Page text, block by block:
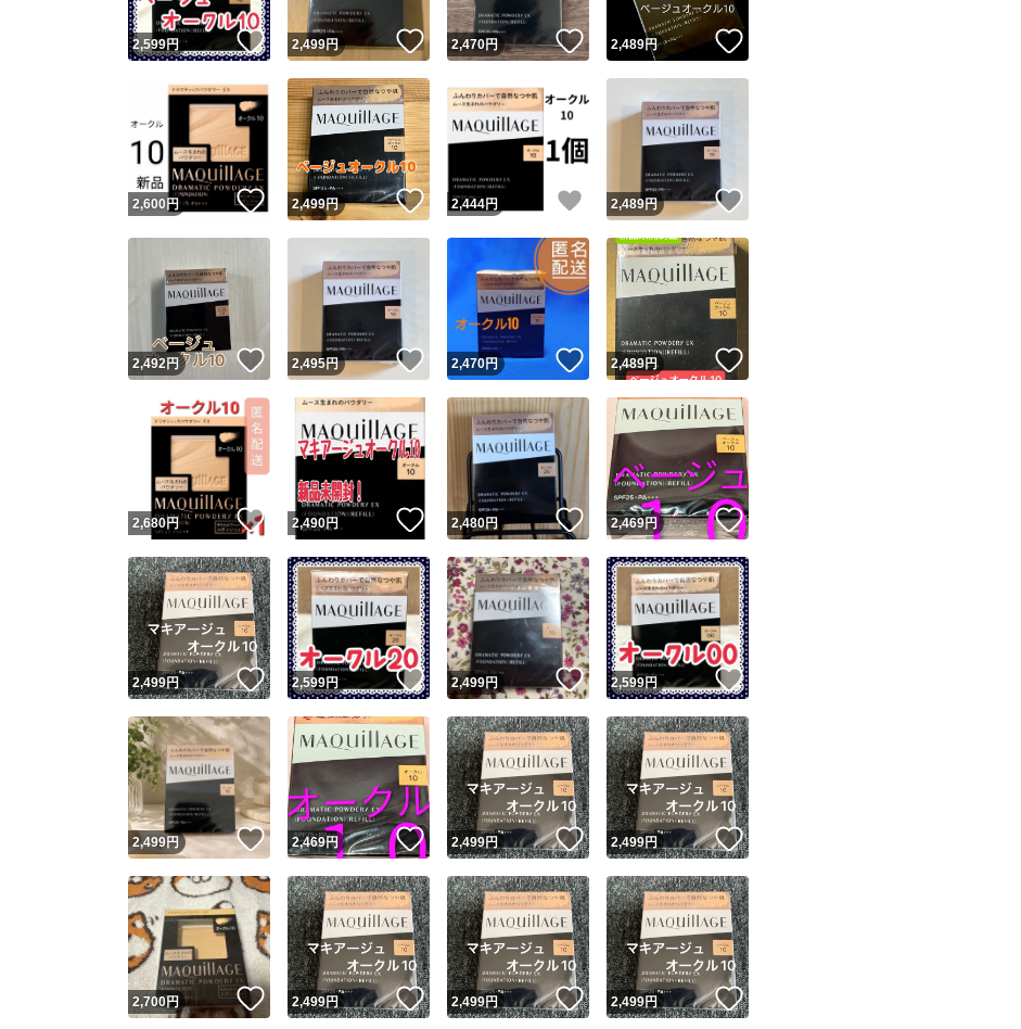
ユーザーの実績について
Yahoo!フリマが定めた一定の基準を満たしたユーザーにバッジを付与しています
安心取引出品者
安心取引出品者 Yahoo!フリマの基準をクリアした安心・安全なユーザーです
取引実績
取引実績◯+ このユーザーはYahoo!フリマの取引を完了させた実績があります
他フリマ実績◯+ このユーザーは他フリマサービスでの取引実績があります
スピード&安心発送
※このバッジは実績に基づく表示であり、発送を保証しているものではありません
スピード＆安心発送
このユーザーは高頻度で24時間以内＆設定した発送日数内に発送してい
ます
スピード発送 このユーザーは高頻度で24時間以内に発送しています
安心発送 このユーザーは設定した発送日数内に発送しています
この商品の情報をコピーします
商品画像の 無断転載は禁止されています
コピーは1商品につき1回です
出品ページへ
キャンセル
2,599円 いいね！
2,499円 いいね！
2,470円 いいね！
2,489円
2,600 円 いいね！
2,499円 いいね！
2,444円 いいね！
2,489円
2,492円 いいね！
2,495円 いいね！
2,470円 いいね！
2,489円
2,680円 いいね！
2,490円 いいね！
2,480円 いいね！
2,469円 いいね！
2,499円 いいね！
2,599円 いいね！
2,499円 いいね！
2,599円 いいね！
2,499円 いいね！
2,469円 いいね！
2,499円 いいね！
2,499円 いいね！
2,700円 いいね！
2,499円 いいね！
2,499円 いいね！
2,499円 いいね！